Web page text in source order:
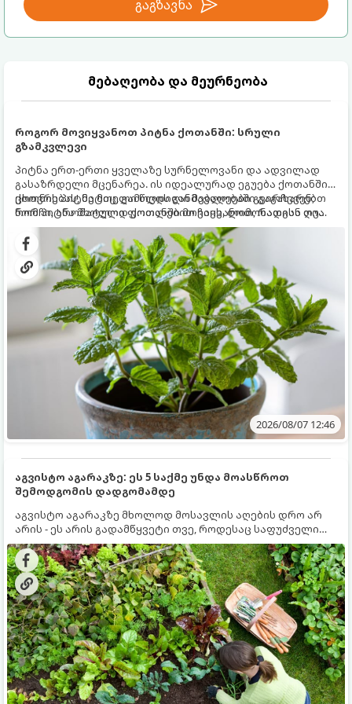
გაგზავნა
მებაღეობა და მეურნეობა
როგორ მოვიყვანოთ პიტნა ქოთანში: სრული
გზამკვლევი
პიტნა ერთ-ერთი ყველაზე სურნელოვანი და ადვილად
გასაზრდელი მცენარეა. ის იდეალურად ეგუება ქოთანში
ცხოვრებას, მეტიც, გამოცდილი მებაღეები გვირჩევენ,
რომ პიტნა მხოლოდ ქოთანში მოვიყვანოთ, რადგან ღია
გრუნტში (ბაღში) დარგვისას ის ფესვებით ძალიან
სწრაფად ვრცელდება და სხვა მცენარეებს ავიწროებს.
ქოთნის პიტნა მთელი წლის განმავლობაში გაგახარებთ
ნორჩი, არომატული ფოთლებით ჩაის, ლიმონათისა თუ
კერძებისთვის.
2026/08/07 12:46
აგვისტო აგარაკზე: ეს 5 საქმე უნდა მოასწროთ
შემოდგომის დადგომამდე
აგვისტო აგარაკზე მხოლოდ მოსავლის აღების დრო არ
არის - ეს არის გადამწყვეტი თვე, როდესაც საფუძველი
ეყრება მომავალი წლის მოსავალს და ბაღი მზადდება
შემოდგომა-ზამთრის სეზონისთვის. იმისათვის, რომ
ნიადაგმა ენერგია აღიდგინოს, ხოლო მცენარეებმა
ზამთარს გაუძლონ, აგვისტოს ბოლომდე 5
მნიშვნელოვანი საქმის გაკეთება უნდა მოასწროთ: